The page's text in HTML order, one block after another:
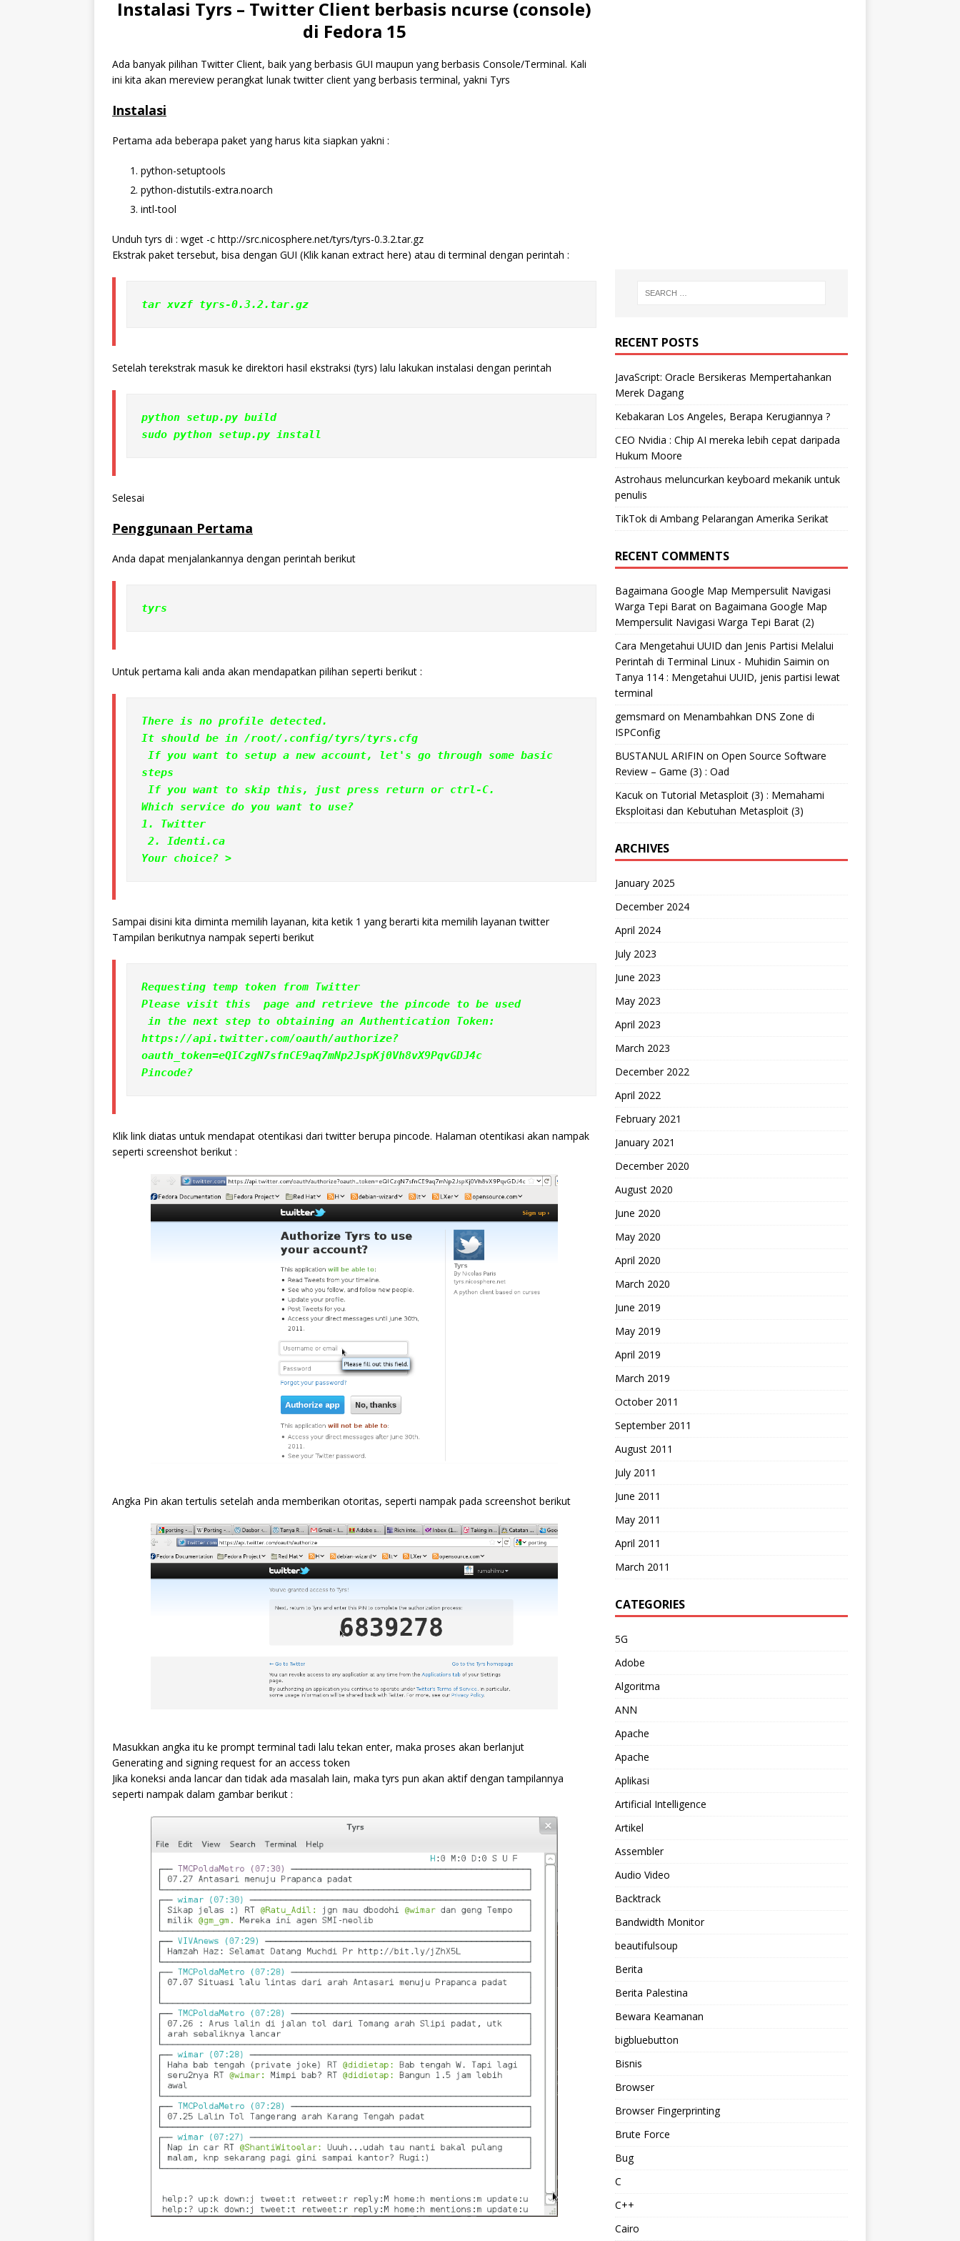
Instalasi Tyrs – Twitter Client berbasis ncurse (console)
di Fedora 15
Ada banyak pilihan Twitter Client, baik yang berbasis GUI maupun yang berbasis Console/Terminal. Kali
ini kita akan mereview perangkat lunak twitter client yang berbasis terminal, yakni Tyrs
Instalasi
Pertama ada beberapa paket yang harus kita siapkan yakni :
python-setuptools
python-distutils-extra.noarch
intl-tool
Unduh tyrs di : wget -c http://src.nicosphere.net/tyrs/tyrs-0.3.2.tar.gz
Ekstrak paket tersebut, bisa dengan GUI (Klik kanan extract here) atau di terminal dengan perintah :
tar xvzf tyrs-0.3.2.tar.gz
Setelah terekstrak masuk ke direktori hasil ekstraksi (tyrs) lalu lakukan instalasi dengan perintah
python setup.py build
sudo python setup.py install
Selesai
Penggunaan Pertama
Anda dapat menjalankannya dengan perintah berikut
tyrs
Untuk pertama kali anda akan mendapatkan pilihan seperti berikut :
There is no profile detected.
It should be in /root/.config/tyrs/tyrs.cfg
steps
If you want to skip this, just press return or ctrl-C.
Which service do you want to use?
1. Twitter
2. Identi.ca
Your choice? >
Sampai disini kita diminta memilih layanan, kita ketik 1 yang berarti kita memilih layanan twitter
Tampilan berikutnya nampak seperti berikut
Requesting temp token from Twitter
Please visit this  page and retrieve the pincode to be used
in the next step to obtaining an Authentication Token:
https://api.twitter.com/oauth/authorize?
oauth_token=eQICzgN7sfnCE9aq7mNp2JspKj0Vh8vX9PqvGDJ4c
Pincode?
Klik link diatas untuk mendapat otentikasi dari twitter berupa pincode. Halaman otentikasi akan nampak
seperti screenshot berikut :
Angka Pin akan tertulis setelah anda memberikan otoritas, seperti nampak pada screenshot berikut
Masukkan angka itu ke prompt terminal tadi lalu tekan enter, maka proses akan berlanjut
Generating and signing request for an access token
Jika koneksi anda lancar dan tidak ada masalah lain, maka tyrs pun akan aktif dengan tampilannya
seperti nampak dalam gambar berikut :
RECENT POSTS
JavaScript: Oracle Bersikeras Mempertahankan
Merek Dagang
Kebakaran Los Angeles, Berapa Kerugiannya ?
CEO Nvidia : Chip AI mereka lebih cepat daripada
Hukum Moore
Astrohaus meluncurkan keyboard mekanik untuk
penulis
TikTok di Ambang Pelarangan Amerika Serikat
RECENT COMMENTS
Bagaimana Google Map Mempersulit Navigasi
Warga Tepi Baraton Bagaimana Google Map
Mempersulit Navigasi Warga Tepi Barat (2)
Cara Mengetahui UUID dan Jenis Partisi Melalui
Perintah di Terminal Linux - Muhidin Saimin on
Tanya 114 : Mengetahui UUID, jenis partisi lewat
terminal
gemsmard on Menambahkan DNS Zone di
ISPConfig
BUSTANUL ARIFIN on Open Source Software
Review – Game (3) : Oad
Kacukon Tutorial Metasploit (3) : Memahami
Eksploitasi dan Kebutuhan Metasploit (3)
ARCHIVES
January 2025
December 2024
April 2024
July 2023
June 2023
May 2023
April 2023
March 2023
December 2022
April 2022
February 2021
January 2021
December 2020
August 2020
June 2020
May 2020
April 2020
March 2020
June 2019
May 2019
April 2019
March 2019
October 2011
September 2011
August 2011
July 2011
June 2011
May 2011
April 2011
March 2011
CATEGORIES
5G
Adobe
Algoritma
ANN
Apache
Apache
Aplikasi
Artificial Intelligence
Artikel
Assembler
Audio Video
Backtrack
Bandwidth Monitor
beautifulsoup
Berita
Berita Palestina
Bewara Keamanan
bigbluebutton
Bisnis
Browser
Browser Fingerprinting
Brute Force
Bug
C
C++
Cairo